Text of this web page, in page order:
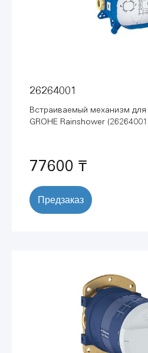
26264001
Встраиваемый механизм для
GROHE Rainshower
77600 ₸
Предзаказ